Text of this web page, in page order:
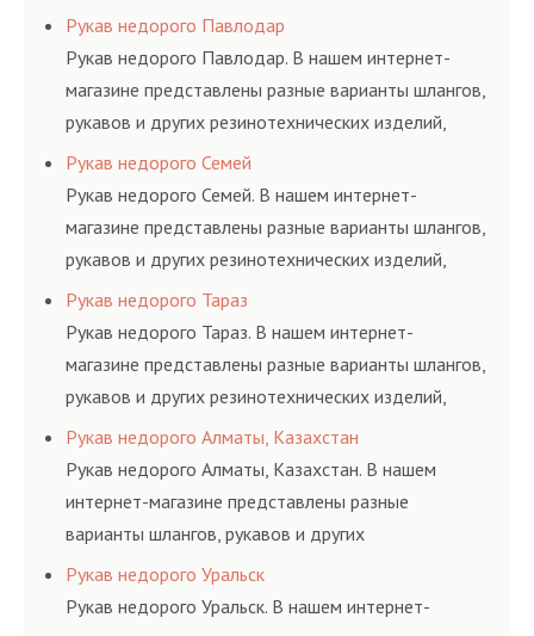
соответствующих ГОСТам, техническим условиям
и нормативам.
Рукав недорого Павлодар
Рукав недорого Павлодар. В нашем интернет-
магазине представлены разные варианты шлангов,
рукавов и других резинотехнических изделий,
соответствующих ГОСТам, техническим условиям
и нормативам.
Рукав недорого Семей
Рукав недорого Семей. В нашем интернет-
магазине представлены разные варианты шлангов,
рукавов и других резинотехнических изделий,
соответствующих ГОСТам, техническим условиям
и нормативам.
Рукав недорого Тараз
Рукав недорого Тараз. В нашем интернет-
магазине представлены разные варианты шлангов,
рукавов и других резинотехнических изделий,
соответствующих ГОСТам, техническим условиям
и нормативам.
Рукав недорого Алматы, Казахстан
Рукав недорого Алматы, Казахстан. В нашем
интернет-магазине представлены разные
варианты шлангов, рукавов и других
резинотехнических изделий, соответствующих
ГОСТам, техническим условиям и нормативам.
Рукав недорого Уральск
Рукав недорого Уральск. В нашем интернет-